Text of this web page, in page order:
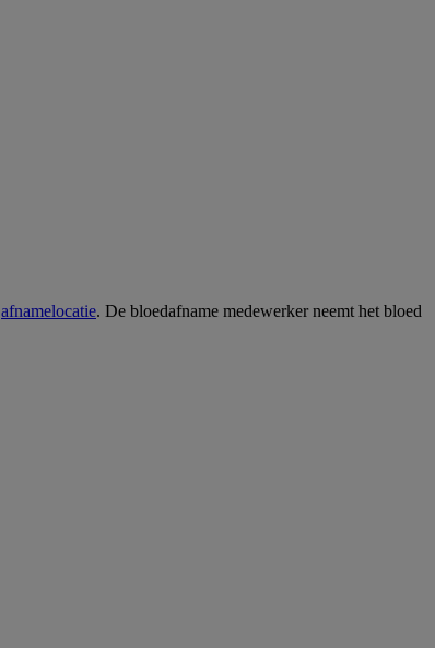
afnamelocatie. De bloedafname medewerker neemt het bloed